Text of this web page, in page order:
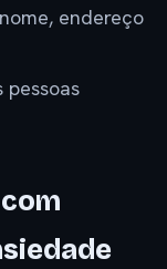
endereço
pessoas